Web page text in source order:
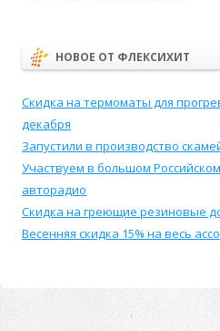
НОВОЕ ОТ ФЛЕКСИХИТ
Скидка на термоматы для
декабря
Запустили в производство
Участвуем в большом
авторадио
Скидка на греющие резиновые
Весенняя скидка 15% на весь